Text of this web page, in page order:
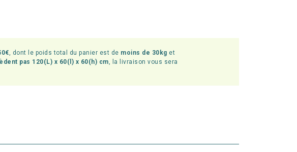
, dont le poids total du panier est de moins de 30kg et
pas 120(L) x 60(l) x 60(h) cm, la livraison vous sera